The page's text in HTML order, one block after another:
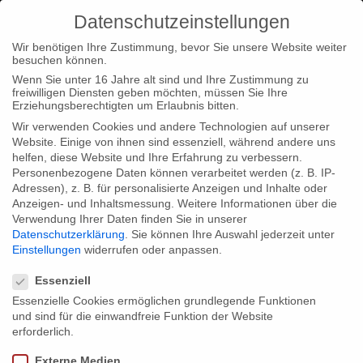
Home Loc Loc|Home
The Land of the Enlightened
@Visions du Réel & Hot Docs
The Land of the Enlightened @Visions
du Réel & Hot Docs
Filmed by first-time director Pieter-Jan De Pue on amazing
16mm footage, “The Land of the Enlightened” was already
Datenschutzeinstellungen
Wir benötigen Ihre Zustimmung, bevor Sie unsere Website weiter
besuchen können.
Wenn Sie unter 16 Jahre alt sind und Ihre Zustimmung zu
freiwilligen Diensten geben möchten, müssen Sie Ihre
Erziehungsberechtigten um Erlaubnis bitten.
Wir verwenden Cookies und andere Technologien auf unserer
Website. Einige von ihnen sind essenziell, während andere uns
helfen, diese Website und Ihre Erfahrung zu verbessern.
Personenbezogene Daten können verarbeitet werden (z. B. IP-
Adressen), z. B. für personalisierte Anzeigen und Inhalte oder
Anzeigen- und Inhaltsmessung. Weitere Informationen über die
Verwendung Ihrer Daten finden Sie in unserer
Datenschutzerklärung
Sie können Ihre Auswahl jederzeit unter
Einstellungen widerrufen oder anpassen.
Essenziell
Essenzielle Cookies ermöglichen grundlegende Funktionen
und sind für die einwandfreie Funktion der Website
erforderlich.